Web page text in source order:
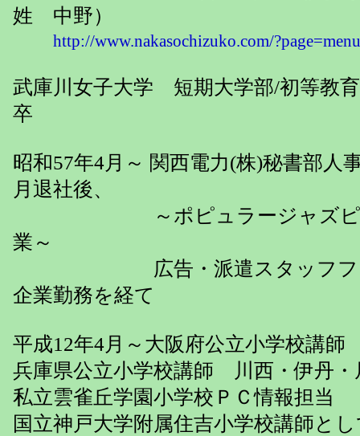
姓 中野）
http://www.nakasochizuko.com/
武庫川女子大学 短期大学部/初等教
卒
昭和57年4月～ 関西電力(株)秘書部
月退社後、
～ポピュラージャズピア
業～
広告・派遣スタッフフォ
企業勤務を経て
平成12年4月～大阪府公立小学校講
兵庫県公立小学校講師 川西・伊丹・
私立雲雀丘学園小学校ＰＣ情報担当
国立神戸大学附属住吉小学校講師と